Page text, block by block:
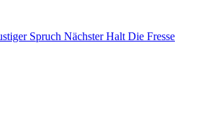
Spruch Nächster Halt Die Fresse